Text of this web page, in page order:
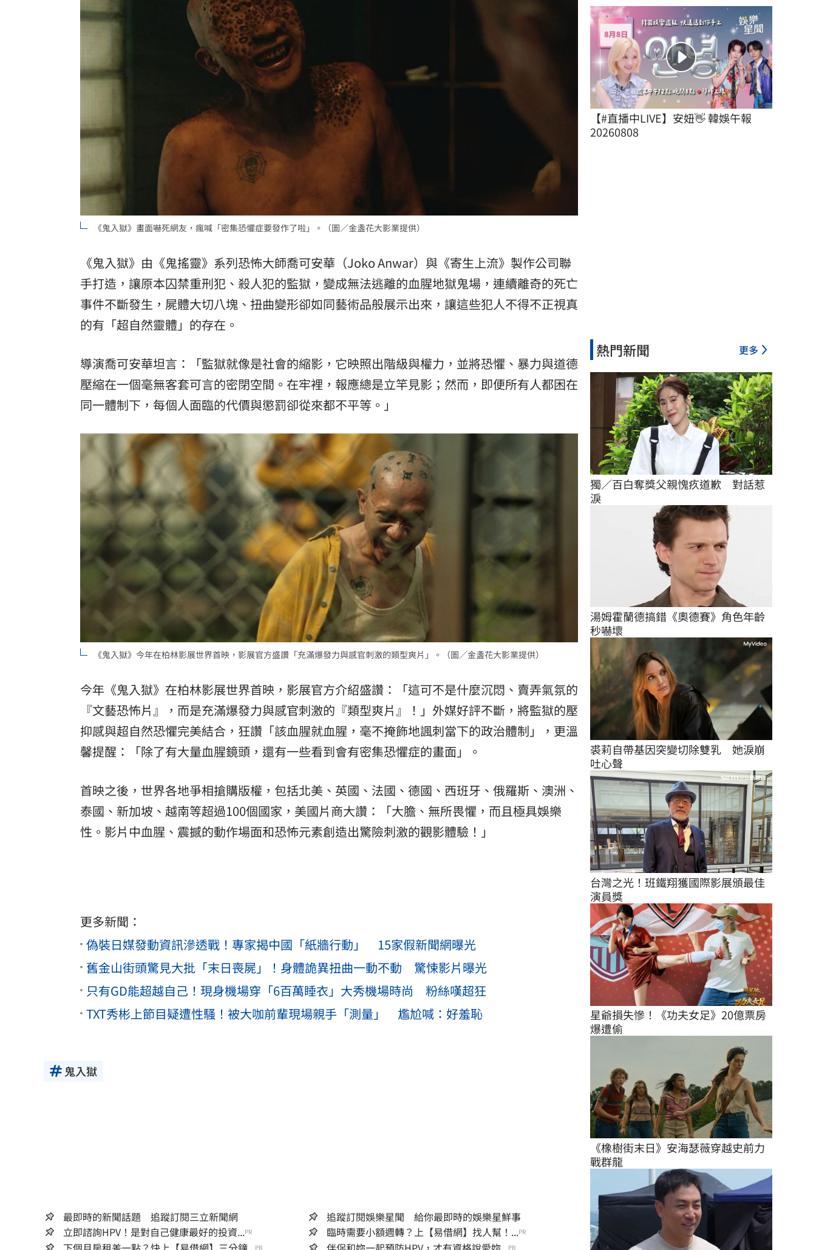
台灣彩券開獎直播中 20:31
15:27
三立iNEWS新聞台線上直播 18:00
商場戰國來臨 台中「頂奢大道」逐漸成形
台彩父親節推新刮刮樂千萬頭獎超「爸」氣 12:00
「拍片人的多重宇宙」職涯論壇9/12登場！
8國球員齊聚高雄 Formosa 7s掀足球熱潮
《鬼入獄》畫面嚇死網友，瘋喊「密集恐懼症要發作了啦」。（圖／金盞花大影業提供）
《鬼入獄》由《鬼搖靈》系列恐怖大師喬可安華（Joko Anwar）與《寄生上流》製作公司聯
手打造，讓原本囚禁重刑犯、殺人犯的監獄，變成無法逃離的血腥地獄鬼場，連續離奇的死亡
事件不斷發生，屍體大切八塊、扭曲變形卻如同藝術品般展示出來，讓這些犯人不得不正視真
的有「超自然靈體」的存在。
導演喬可安華坦言：「監獄就像是社會的縮影，它映照出階級與權力，並將恐懼、暴力與道德
壓縮在一個毫無客套可言的密閉空間。在牢裡，報應總是立竿見影；然而，即便所有人都困在
同一體制下，每個人面臨的代價與懲罰卻從來都不平等。」
《鬼入獄》今年在柏林影展世界首映，影展官方盛讚「充滿爆發力與感官刺激的類型爽片」。（圖／金盞花大影業提供）
今年《鬼入獄》在柏林影展世界首映，影展官方介紹盛讚：「這可不是什麼沉悶、賣弄氣氛的
『文藝恐怖片』，而是充滿爆發力與感官刺激的『類型爽片』！」外媒好評不斷，將監獄的壓
抑感與超自然恐懼完美結合，狂讚「該血腥就血腥，毫不掩飾地諷刺當下的政治體制」，更溫
馨提醒：「除了有大量血腥鏡頭，還有一些看到會有密集恐懼症的畫面」。
首映之後，世界各地爭相搶購版權，包括北美、英國、法國、德國、西班牙、俄羅斯、澳洲、
泰國、新加坡、越南等超過100個國家，美國片商大讚：「大膽、無所畏懼，而且極具娛樂
性。影片中血腥、震撼的動作場面和恐怖元素創造出驚險刺激的觀影體驗！」
更多新聞：
偽裝日媒發動資訊滲透戰！專家揭中國「紙牆行動」 15家假新聞網曝光
舊金山街頭驚見大批「末日喪屍」！身體詭異扭曲一動不動 驚悚影片曝光
只有GD能超越自己！現身機場穿「6百萬睡衣」大秀機場時尚 粉絲嘆超狂
TXT秀彬上節目疑遭性騷！被大咖前輩現場親手「測量」 尷尬喊：好羞恥
鬼入獄
最即時的新聞話題 追蹤訂閱三立新聞網
追蹤訂閱娛樂星聞 給你最即時的娛樂星鮮事
立即諮詢HPV！是對自己健康最好的投資...PR 臨時需要小額週轉？上【易借網】找人幫！...PR
PR PR
【#直播中LIVE】安妞👋 韓娛午報
20260808
熱門新聞 更多
獨／百白奪獎父親愧疚道歉　對話惹
淚
湯姆霍蘭德搞錯《奧德賽》角色年齡
秒嚇壞
裘莉自帶基因突變切除雙乳　她淚崩
吐心聲
台灣之光！班鐵翔獲國際影展頒最佳
演員獎
星爺損失慘！《功夫女足》20億票房
爆遭偷
《橡樹街末日》安海瑟薇穿越史前力
戰群龍